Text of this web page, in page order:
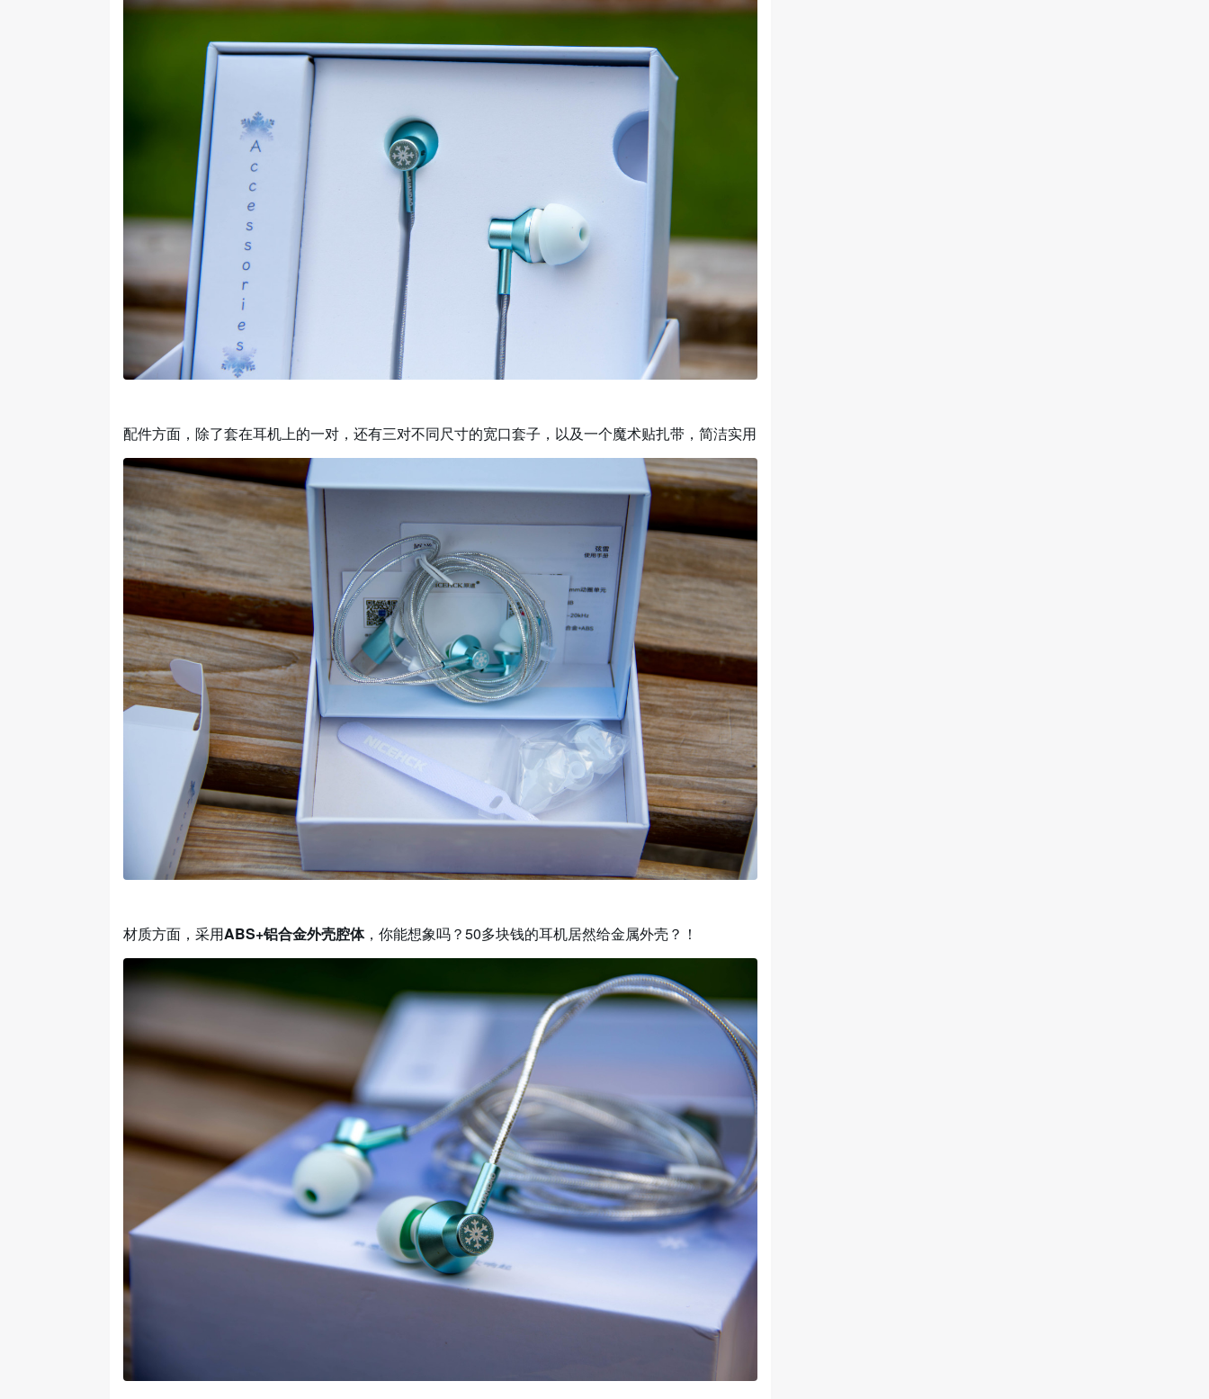
配件方面，除了套在耳机上的一对，还有三对不同尺寸的宽口套子，以及一个魔术贴扎带，简洁实用
材质方面，采用ABS+铝合金外壳腔体，你能想象吗？50多块钱的耳机居然给金属外壳？！